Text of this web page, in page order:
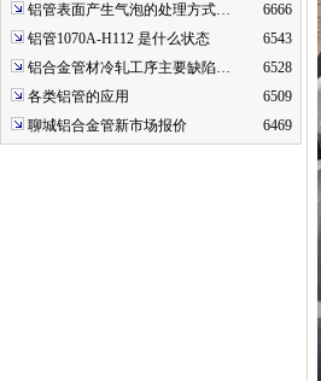
铝管表面产生气泡的处理方式…
6666
铝管1070A-H112 是什么状态
6543
铝合金管材冷轧工序主要缺陷…
6528
各类铝管的应用
6509
聊城铝合金管新市场报价
6469